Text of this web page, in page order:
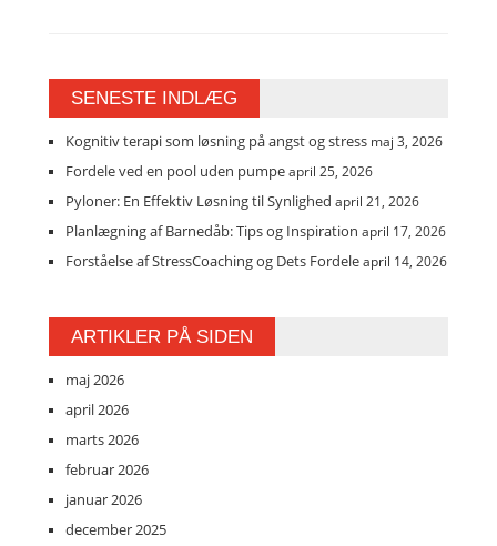
SENESTE INDLÆG
Kognitiv terapi som løsning på angst og stress maj 3, 2026
Fordele ved en pool uden pumpeapril 25, 2026
Pyloner: En Effektiv Løsning til Synlighed april 21, 2026
Planlægning af Barnedåb: Tips og Inspiration april 17, 2026
Forståelse af StressCoaching og Dets Fordeleapril 14, 2026
ARTIKLER PÅ SIDEN
maj 2026
april 2026
marts 2026
februar 2026
januar 2026
december 2025